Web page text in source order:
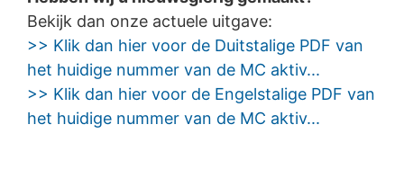
Bekijk dan onze actuele uitgave:
>> Klik dan hier voor de Duitstalige PDF van
het huidige nummer van de MC aktiv...
>> Klik dan hier voor de Engelstalige PDF van
het huidige nummer van de MC aktiv...